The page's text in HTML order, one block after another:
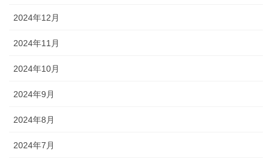
2024年12月
2024年11月
2024年10月
2024年9月
2024年8月
2024年7月